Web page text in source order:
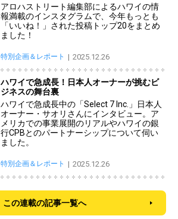
アロハストリート編集部によるハワイの情
報満載のインスタグラムで、今年もっとも
「いいね！」された投稿トップ20をまとめ
ました！
特別企画＆レポート 2025.12.26
ハワイで急成長！日本人オーナーが挑むビ
ジネスの舞台裏
ハワイで急成長中の「Select 7 Inc.」日本人
オーナー・サオリさんにインタビュー。ア
メリカでの事業展開のリアルやハワイの銀
行CPBとのパートナーシップについて伺い
ました。
特別企画＆レポート 2025.12.26
この連載の記事一覧へ